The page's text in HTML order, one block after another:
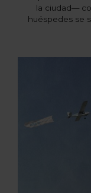
la ciudad—
huéspedes se